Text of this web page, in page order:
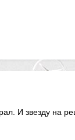
И звезду на